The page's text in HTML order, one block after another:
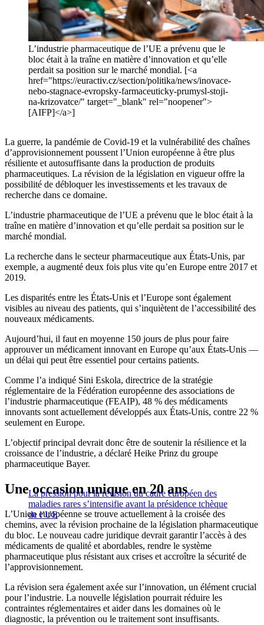
L’industrie pharmaceutique de l’UE a prévenu que le
bloc était à la traîne en matière d’innovation et qu’elle
perdait sa position sur le marché mondial. [<a
href="https://euractiv.cz/section/politika/news/inovace-
nebo-stagnace-evropsky-farmaceuticky-prumysl-stoji-
na-krizovatce/" target="_blank" rel="noopener">
[AIFP]</a>]
La guerre, la pandémie de Covid-19 et la vulnérabilité des chaînes
d’approvisionnement poussent l’Union européenne à être plus
résiliente et autosuffisante dans la production de produits
pharmaceutiques. La révision de la législation en vigueur offre la
possibilité de débloquer les investissements et les travaux de
recherche dans ce domaine.
L’industrie pharmaceutique de l’UE a prévenu que le bloc était à la
traîne en matière d’innovation et qu’elle perdait sa position sur le
marché mondial.
La recherche dans le secteur pharmaceutique aux États-Unis, par
exemple, a augmenté deux fois plus vite qu’en Europe entre 2017 et
2019.
Les disparités entre les États-Unis et l’Europe sont également
visibles au niveau des patients, qui s’inquiètent de l’accessibilité des
nouveaux médicaments.
Aujourd’hui, il faut en moyenne 150 jours de plus pour faire
approuver un médicament innovant en Europe qu’aux États-Unis —
un délai qui peut être essentiel pour certains patients.
Comme l’a indiqué Sini Eskola, directrice de la stratégie
réglementaire de la Fédération européenne des associations de
l’industrie pharmaceutique (FEAIP), 48 % des médicaments
innovants sont actuellement développés aux États-Unis, contre 22 %
seulement en Europe.
L’objectif principal devrait donc être de soutenir la résilience et la
croissance de l’industrie, a déclaré Heike Prinz du groupe
pharmaceutique Bayer.
La pression pour la révision du cadre européen des
maladies rares s’intensifie avant la présidence tchèque
de l’UE
Une occasion unique en 20 ans
L’Union européenne se trouve actuellement à la croisée des
chemins, avec la révision prochaine de la législation pharmaceutique
du bloc. Le nouveau cadre juridique devrait garantir l’accès à des
médicaments de qualité et abordables, rendre le système
pharmaceutique plus résistant aux crises et accroître la sécurité de
l’approvisionnement.
La révision sera également axée sur l’innovation, un élément crucial
pour l’industrie. La nouvelle législation pourrait réduire les
contraintes réglementaires et aider dans les domaines où le
diagnostic, la prévention ou le traitement sont insuffisants.